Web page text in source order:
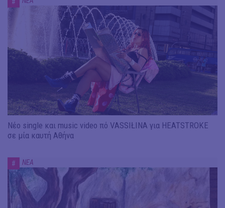
Νέο single και music video πό VASSIŁINA για HEATSTROKE
σε μία καυτή Αθήνα
# ΝΕΑ